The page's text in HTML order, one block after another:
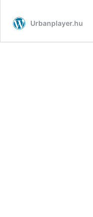
Urbanplayer.hu